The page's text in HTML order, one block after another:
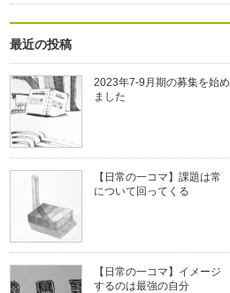
最近の投稿
2023年7-9月期の募集を始め
ました
【日常の一コマ】課題は常
について回ってくる
【日常の一コマ】イメージ
するのは最強の自分